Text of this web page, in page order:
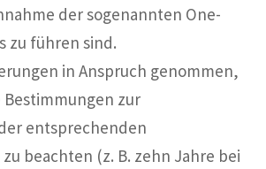
der sogenannten One-
zu führen sind.
in Anspruch genommen,
Bestimmungen zur
entsprechenden
beachten (z. B. zehn Jahre bei